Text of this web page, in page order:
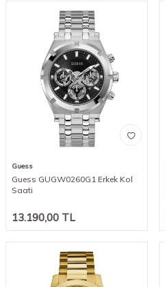
Guess
Guess GUGW0260G1 Erkek Kol
Saati
13.190,00 TL